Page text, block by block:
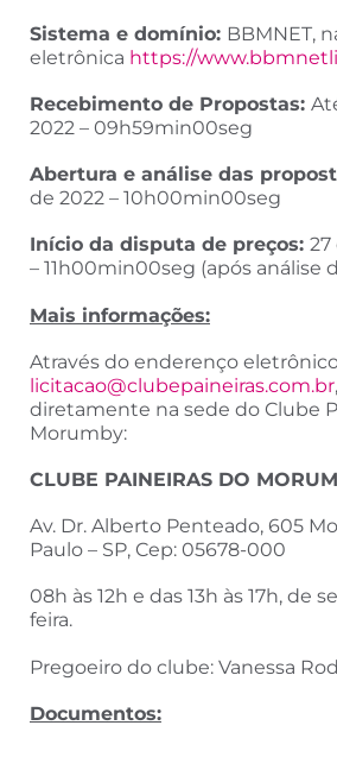
Sistema e domínio: BBMNET,
eletrônica https://
Recebimento de Propostas:
2022 ­­– 09h59min00seg
Abertura e análise das
de 2022 – 10h00min00seg
Início da disputa de preços: 27
– 11h00min00seg (após análise
Mais informações:
Através do enderenço
licitacao@clubepaineiras.com.br
diretamente na sede do Clube
Morumby:
CLUBE PAINEIRAS DO
Av. Dr. Alberto Penteado, 605
Paulo – SP, Cep: 05678-000
08h às 12h e das 13h às 17h, de
feira.
Pregoeiro do clube: Vanessa
Documentos: